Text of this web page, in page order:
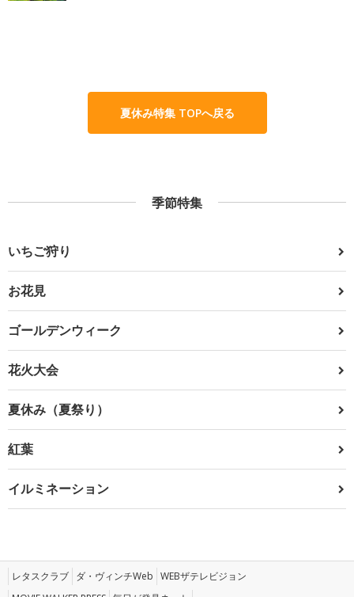
夏休み特集 TOPへ戻る
季節特集
いちご狩り
お花見
ゴールデンウィーク
花火大会
夏休み（夏祭り）
紅葉
イルミネーション
レタスクラブ ダ・ヴィンチWeb WEBザテレビジョン